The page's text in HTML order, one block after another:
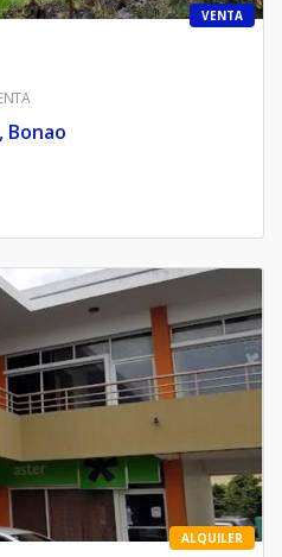
VENTA
Bonao
ALQUILER